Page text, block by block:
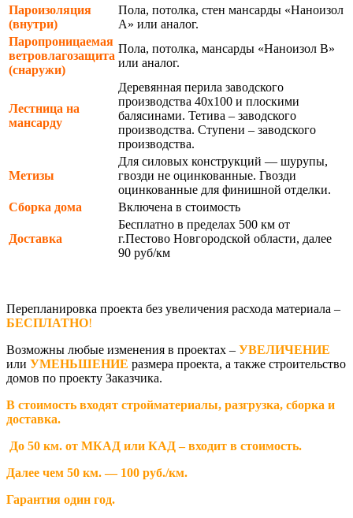
Пароизоляция
(внутри)
Пола, потолка, стен мансарды «Наноизол
А» или аналог.
Паропроницаемая
ветровлагозащита
(снаружи)
Пола, потолка, мансарды «Наноизол В»
или аналог.
Лестница на
мансарду
Деревянная перила заводского
производства 40х100 и плоскими
балясинами. Тетива – заводского
производства. Ступени – заводского
производства.
Метизы
Для силовых конструкций — шурупы,
гвозди не оцинкованные. Гвозди
оцинкованные для финишной отделки.
Сборка дома
Включена в стоимость
Доставка
Бесплатно в пределах 500 км от
г.Пестово Новгородской области, далее
90 руб/км
Перепланировка проекта без увеличения расхода материала –
БЕСПЛАТНО!
Возможны любые изменения в проектах – УВЕЛИЧЕНИЕ
или УМЕНЬШЕНИЕ размера проекта, а также строительство
домов по проекту Заказчика.
В стоимость входят стройматериалы, разгрузка, сборка и
доставка.
До 50 км. от МКАД или КАД – входит в стоимость.
Далее чем 50 км. — 100 руб./км.
Гарантия один год.